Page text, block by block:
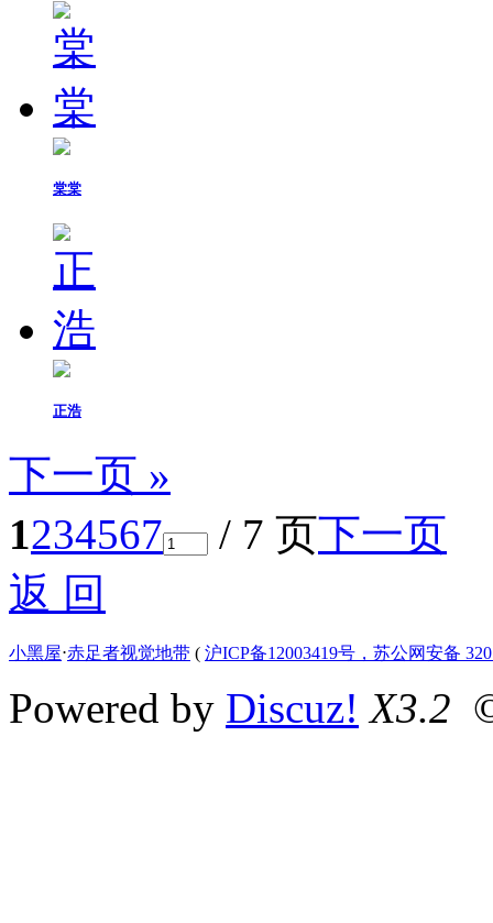
棠棠
正浩
下一页 »
1234567 / 7 页下一页
返 回
小黑屋⋅赤足者视觉地带 ( 沪ICP备12003419号，苏公网安备
Powered by Discuz! X3.2